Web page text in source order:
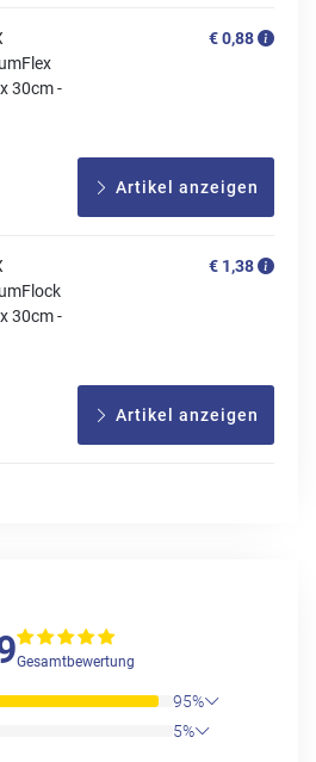
30cm -
€ 0,88
Artikel anzeigen
30cm -
€ 1,38
Artikel anzeigen
Gesamtbewertung
95%
5%